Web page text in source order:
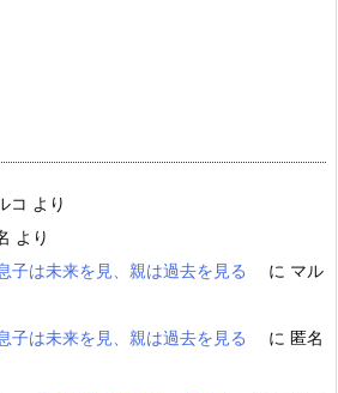
コ より
より
子は未来を見、親は過去を見る
に マル
子は未来を見、親は過去を見る
に 匿名